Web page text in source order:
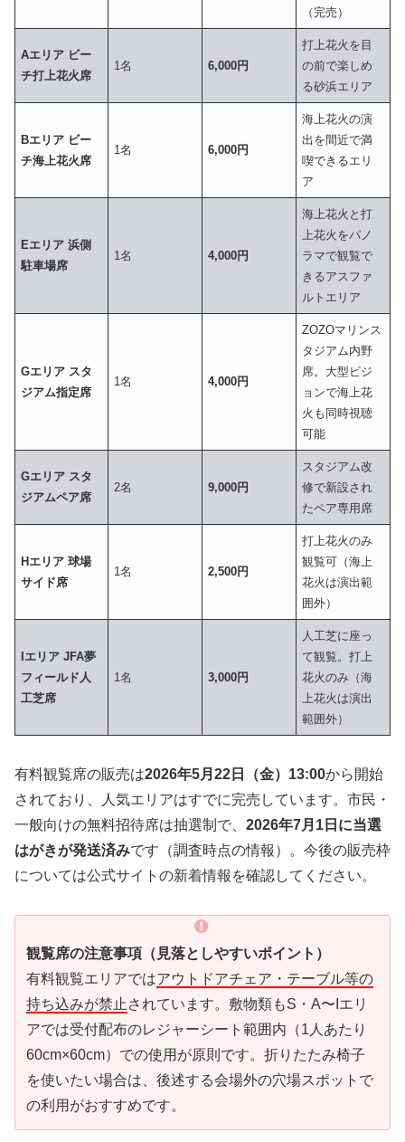
（完売）
Aエリア ビー
チ打上花火席
1名 6,000円
打上花火を目
の前で楽しめ
る砂浜エリア
Bエリア ビー
チ海上花火席
1名 6,000円
海上花火の演
出を間近で満
喫できるエリ
ア
Eエリア 浜側
駐車場席
1名 4,000円
海上花火と打
上花火をパノ
ラマで観覧で
きるアスファ
ルトエリア
Gエリア スタ
ジアム指定席
1名 4,000円
ZOZOマリンス
タジアム内野
席。大型ビジ
ョンで海上花
火も同時視聴
可能
Gエリア スタ
ジアムペア席
2名 9,000円
スタジアム改
修で新設され
たペア専用席
Hエリア 球場
サイド席
1名 2,500円
打上花火のみ
観覧可（海上
花火は演出範
囲外）
Iエリア JFA夢
フィールド人
工芝席
1名 3,000円
人工芝に座っ
て観覧。打上
花火のみ（海
上花火は演出
範囲外）
有料観覧席の販売は2026年5月22日（金）13:00から開始
されており、人気エリアはすでに完売しています。市民・
一般向けの無料招待席は抽選制で、 2026年7月1日に当選
はがきが発送済みです（調査時点の情報）。今後の販売枠
については公式サイトの新着情報を確認してください。
観覧席の注意事項（見落としやすいポイント）
有料観覧エリアではアウトドアチェア・テーブル等の
持ち込みが禁止 されています。敷物類もS・A〜Iエリ
アでは受付配布のレジャーシート範囲内（1人あたり
60cm×60cm）での使用が原則です。折りたたみ椅子
を使いたい場合は、後述する会場外の穴場スポットで
の利用がおすすめです。